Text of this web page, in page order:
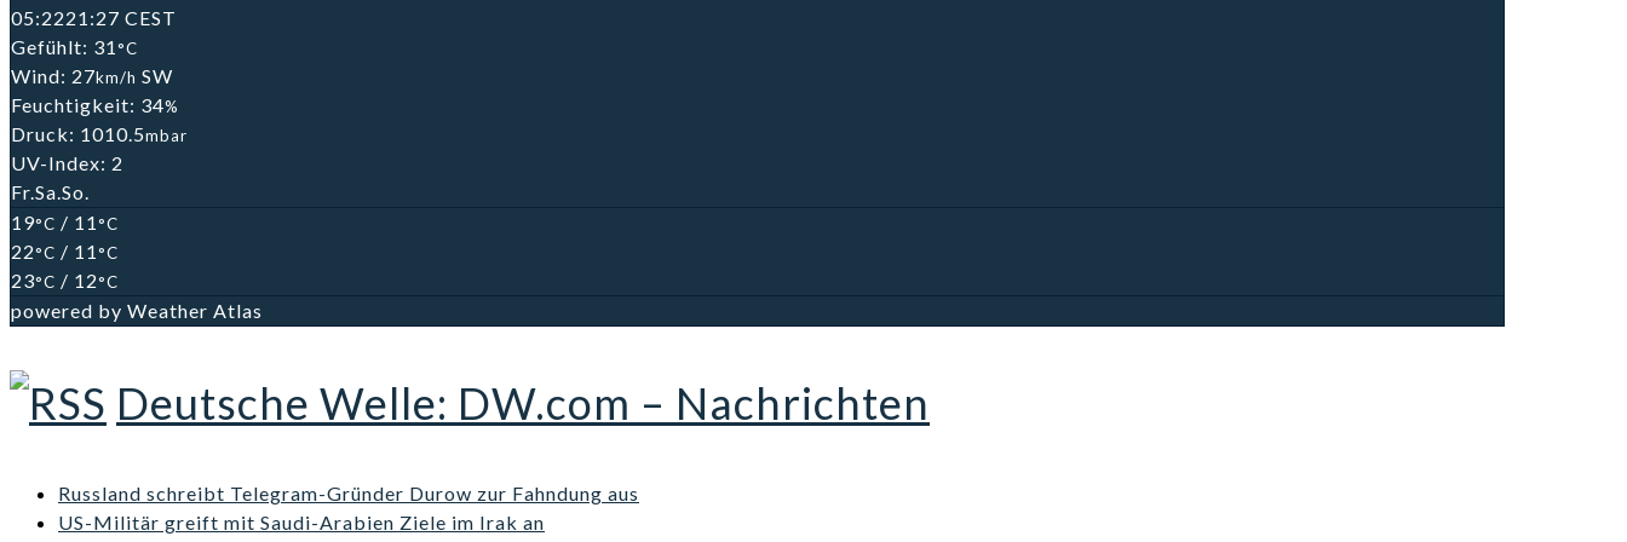
05:2221:27 CEST
Gefühlt: 31 °C
Wind: 27km/h SW
Feuchtigkeit: 34%
Druck: 1010.5mbar
UV-Index: 2
Fr.Sa.So.
19°C / 11 °C
22°C / 11 °C
23°C / 12°C
powered by Weather Atlas
Deutsche Welle: DW.com – Nachrichten
Russland schreibt Telegram-Gründer Durow zur Fahndung aus
US-Militär greift mit Saudi-Arabien Ziele im Irak an